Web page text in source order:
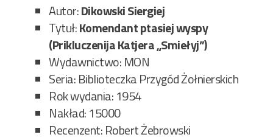
Autor:Dikowski Siergiej
Tytuł:Komendant ptasiej wyspy
(Prikluczenija Katjera „Smiełyj”)
Wydawnictwo: MON
Seria: Biblioteczka Przygód Żołnierskich
Rok wydania: 1954
Nakład: 15000
Recenzent: Robert Żebrowski